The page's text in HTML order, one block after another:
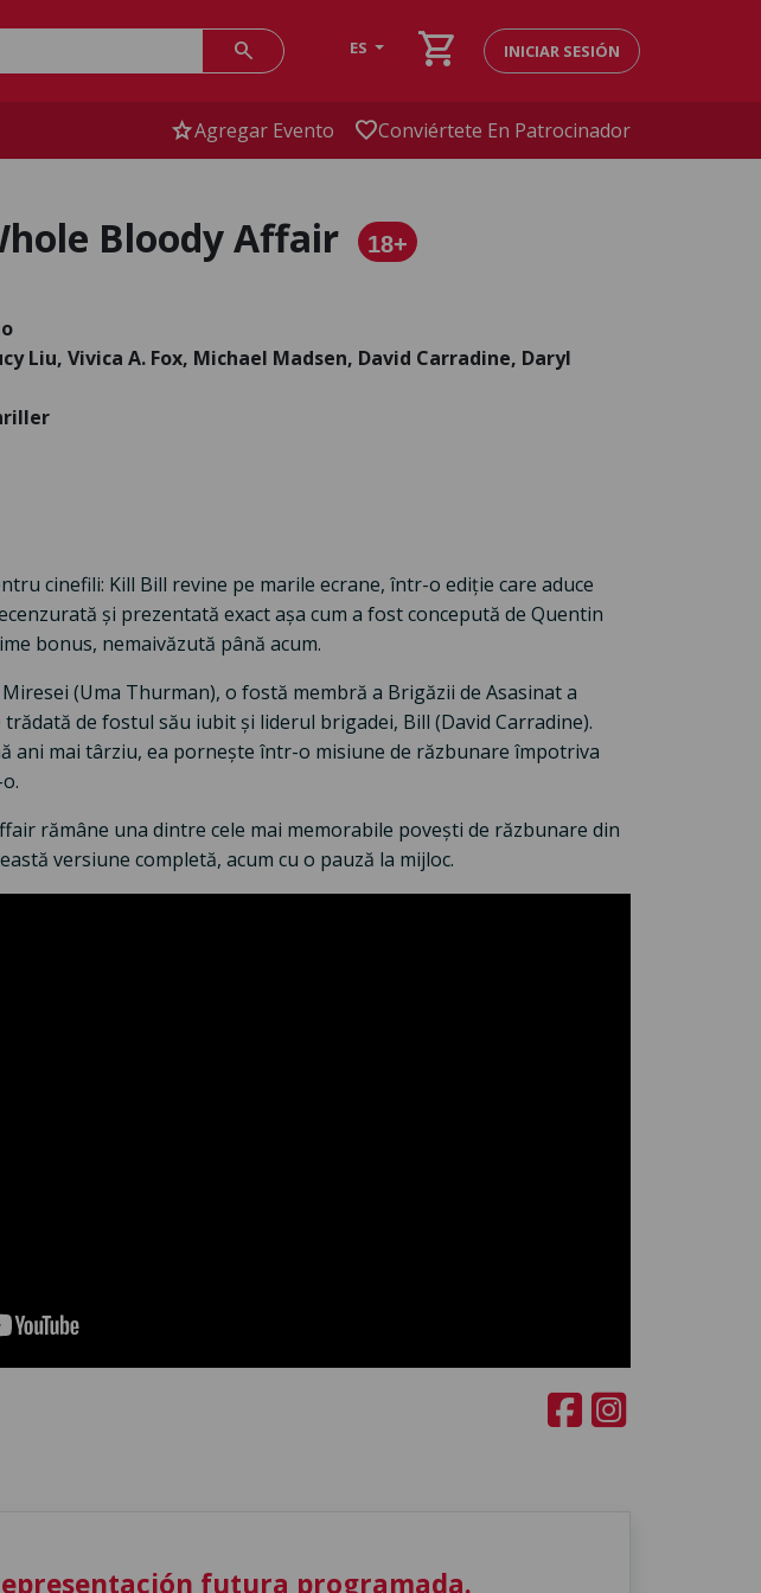
search ES shopping_cart INICIAR SESIÓN
starAgregar Evento favoriteConviértete En Patrocinador
Bloody Affair 18+
Liu, Vivica A. Fox, Michael Madsen, David Carradine, Daryl
cinefili: Kill Bill revine pe marile ecrane, într-o ediție care aduce
și prezentată exact așa cum a fost concepută de Quentin
bonus, nemaivăzută până acum.
(Uma Thurman), o fostă membră a Brigăzii de Asasinat a
de fostul său iubit și liderul brigadei, Bill (David Carradine).
ani mai târziu, ea pornește într-o misiune de răzbunare împotriva
rămâne una dintre cele mai memorabile povești de răzbunare din
versiune completă, acum cu o pauză la mijloc.
futura programada.